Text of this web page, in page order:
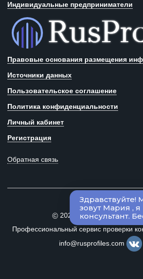
Индивидуальные предприниматели
Правовые основания размещения
Источники данных
Пользовательское соглашение
Политика конфиденциальности
Личный кабинет
Регистрация
Обратная связь
©2020–2024 Все права
Профессиональный сервис проверки
info@rusprofiles.com